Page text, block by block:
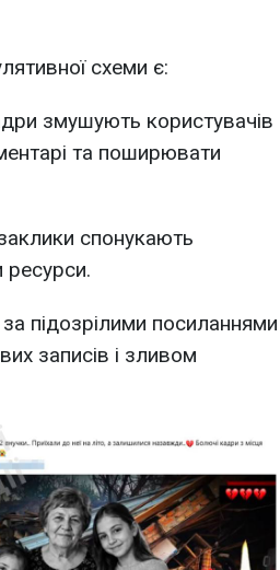
схеми є:
змушують користувачів
та поширювати
спонукають
ресурси.
підозрілими посиланнями
записів і зливом